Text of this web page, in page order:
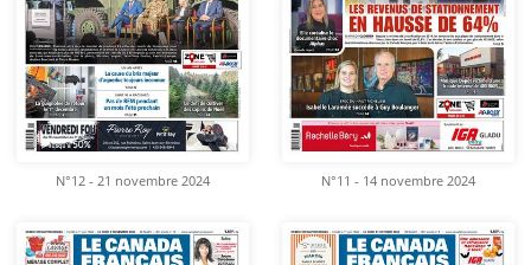
N°12 - 21 novembre 2024 N°11 - 14 novembre 2024